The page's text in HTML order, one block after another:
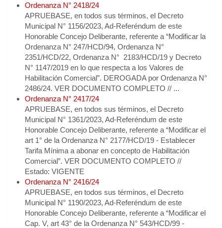
Ordenanza N° 2418/24
APRUEBASE, en todos sus términos, el Decreto
Municipal N° 1156/2023, Ad-Referéndum de este
Honorable Concejo Deliberante, referente a “Modificar la
Ordenanza N° 247/HCD/94, Ordenanza N°
2351/HCD/22, Ordenanza N° 2183/HCD/19 y Decreto
N° 1147/2019 en lo que respecta a los Valores de
Habilitación Comercial”. DEROGADA por Ordenanza N°
2486/24. VER DOCUMENTO COMPLETO // ...
Ordenanza N° 2417/24
APRUEBASE, en todos sus términos, el Decreto
Municipal N° 1361/2023, Ad-Referéndum de este
Honorable Concejo Deliberante, referente a “Modificar el
art 1° de la Ordenanza N° 2177/HCD/19 - Establecer
Tarifa Mínima a abonar en concepto de Habilitación
Comercial”. VER DOCUMENTO COMPLETO //
Estado: VIGENTE
Ordenanza N° 2416/24
APRUEBASE, en todos sus términos, el Decreto
Municipal N° 1190/2023, Ad-Referéndum de este
Honorable Concejo Deliberante, referente a “Modificar el
Cap. V, art 43° de la Ordenanza N° 543/HCD/99 -